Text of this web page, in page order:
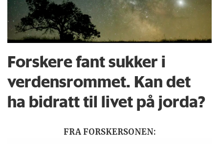
Forskere fant sukker i
verdensrommet. Kan det
ha bidratt til livet på jorda?
FRA FORSKERSONEN: